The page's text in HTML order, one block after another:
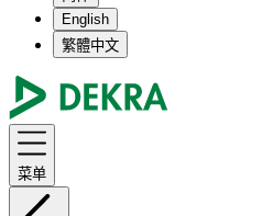
English
繁體中文
菜单